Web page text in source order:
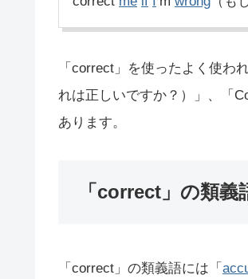
「correct」を使ったよく使わ
れは正しいですか？）」、「
あります。
「correct」の類義
「correct」の類義語には「